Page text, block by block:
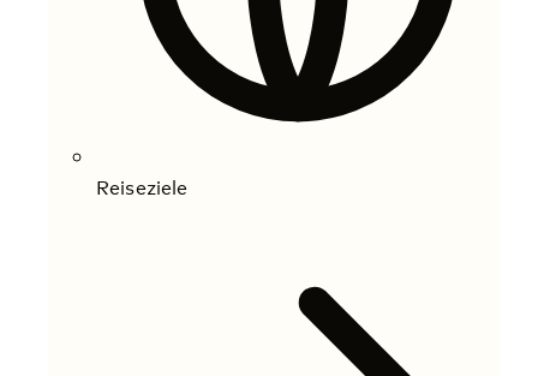
Reiseziele